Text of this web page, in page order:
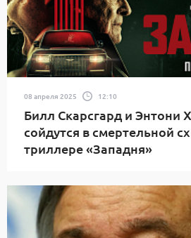
08 апреля 2025 12:10
Билл Скарсгард и Энтони
сойдутся в смертельной
триллере «Западня»